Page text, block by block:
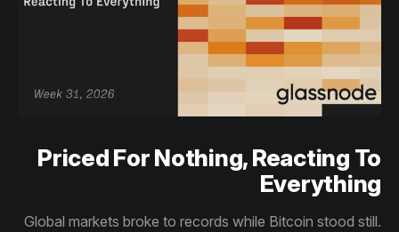
Priced For Nothing, Reacting To
Everything
Global markets broke to records while Bitcoin stood still.